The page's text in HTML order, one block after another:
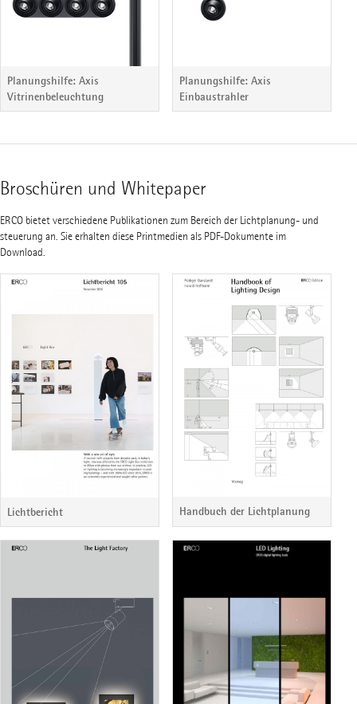
Planungshilfe: Axis
Vitrinenbeleuchtung
Planungshilfe: Axis
Einbaustrahler
Broschüren und Whitepaper
ERCO bietet verschiedene Publikationen zum Bereich der Lichtplanung- und
steuerung an. Sie erhalten diese Printmedien als PDF-Dokumente im
Download.
Lichtbericht Handbuch der Lichtplanung